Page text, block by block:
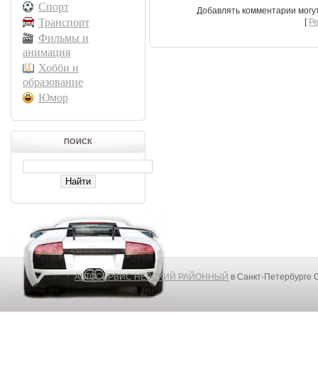
Спорт
Транспорт
Фильмы и
анимация
Хобби и
образование
Юмор
ПОИСК
Добавлять комментарии
[
АВТОСЕРВИС НЕВСКИЙ РАЙОННЫЙ в Санкт-Петербурге